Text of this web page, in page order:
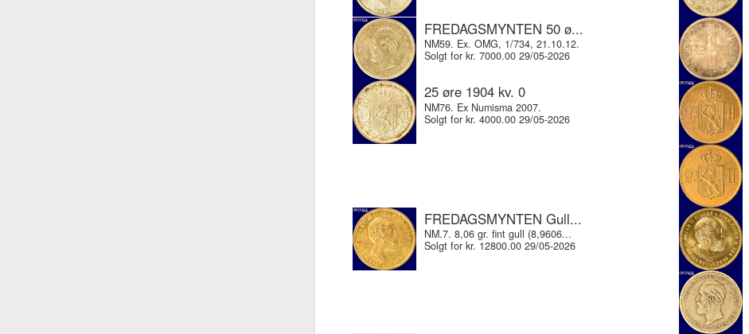
FREDAGSMYNTEN 50 ø...
NM59. Ex. OMG, 1/734, 21.10.12.
Solgt for kr. 7000.00 29/05-2026
25 øre 1904 kv. 0
NM76. Ex Numisma 2007.
Solgt for kr. 4000.00 29/05-2026
FREDAGSMYNTEN Gull...
NM.7. 8,06 gr. fint gull (8,9606...
Solgt for kr. 12800.00 29/05-2026